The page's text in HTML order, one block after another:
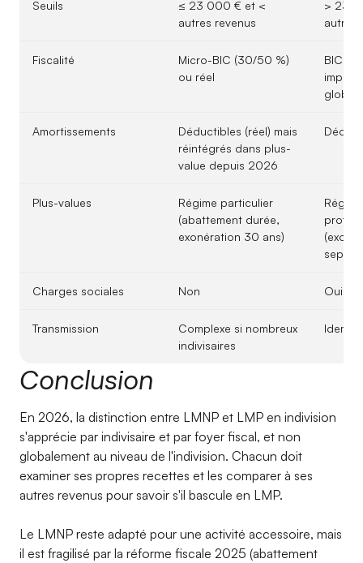
Seuils
≤ 23 000 € et <
autres revenus
> 23
autres
Fiscalité
Micro-BIC (30/50 %)
ou réel
BIC
global)
Amortissements
Déductibles (réel) mais
réintégrés dans plus-
value depuis 2026
Plus-values
Régime particulier
(abattement durée,
exonération 30 ans)
Charges sociales Non Oui
Transmission
Complexe si nombreux
indivisaires
Idem
Conclusion
En 2026, la distinction entre LMNP et LMP en indivision
s'apprécie par indivisaire et par foyer fiscal, et non
globalement au niveau de l'indivision. Chacun doit
examiner ses propres recettes et les comparer à ses
autres revenus pour savoir s'il bascule en LMP.
Le LMNP reste adapté pour une activité accessoire, mais
il est fragilisé par la réforme fiscale 2025 (abattement